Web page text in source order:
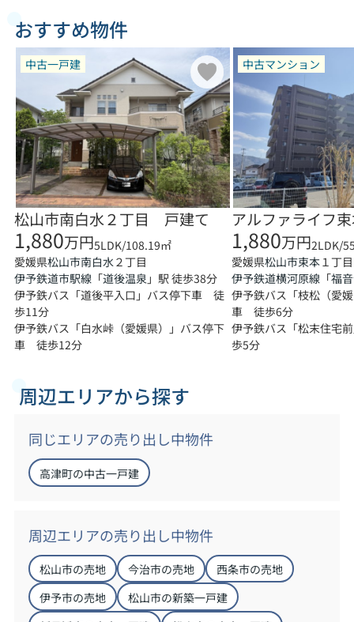
おすすめ物件
中古一戸建
松山市南白水２丁目 戸建て
1,880万円5LDK/108.19㎡
愛媛県松山市南白水２丁目
伊予鉄道市駅線「道後温泉」駅 徒歩38分
伊予鉄バス「道後平入口」バス停下車 徒
歩11分
伊予鉄バス「白水峠（愛媛県）」バス停下
車 徒歩12分
中古マンション
アルファライフ
1,880万円2LDK/
愛媛県松山市束本１丁目
伊予鉄道横河原線「福
伊予鉄バス「枝松（愛
車 徒歩6分
伊予鉄バス「松末住宅
歩5分
周辺エリアから探す
同じエリアの売り出し中物件
高津町の中古一戸建
周辺エリアの売り出し中物件
松山市の売地 今治市の売地
西条市の売地
伊予市の売地
松山市の新築一戸建